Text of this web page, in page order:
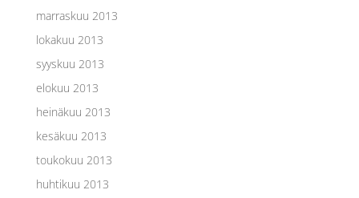
marraskuu 2013
lokakuu 2013
syyskuu 2013
elokuu 2013
heinäkuu 2013
kesäkuu 2013
toukokuu 2013
huhtikuu 2013